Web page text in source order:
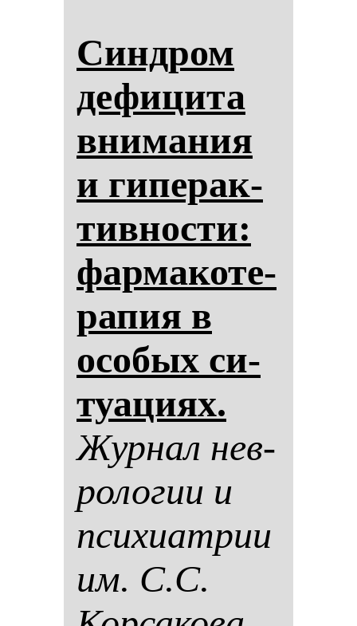
Син­дром
де­фи­ци­та
вни­ма­ния
и ги­пе­рак­
тив­нос­ти:
фар­ма­ко­те­
ра­пия в
осо­бых си­
ту­ациях.
Жур­нал нев­
ро­ло­гии и
пси­хи­ат­рии
им. С.С.